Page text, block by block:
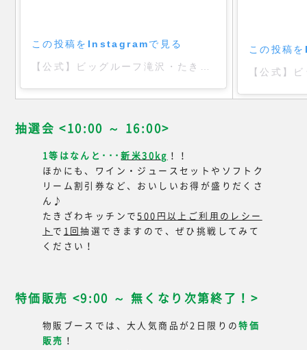
この投稿をInstagramで見る この投稿
抽選会 <10:00 ～ 16:00>
1等はなんと･･･新米30kg ！！
ほかにも、ワイン・ジュースセットやソフトク
リーム割引券など、おいしいお得が盛りだくさ
ん♪
たきざわキッチンで500円以上ご利用のレシー
ト で 1回抽選できますので、ぜひ挑戦してみて
ください！
特価販売 <9:00 ～ 無くなり次第終了！>
物販ブースでは、大人気商品が2日限りの特価
販売 ！